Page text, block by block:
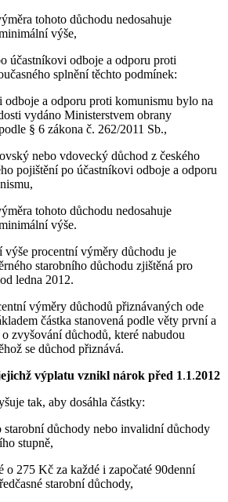
tohoto důchodu nedosahuje
výše,
účastníkovi odboje a odporu proti
splnění těchto podmínek:
odboje a odporu proti komunismu bylo na
vydáno Ministerstvem obrany
§ 6 zákona č. 262/2011 Sb.,
nebo vdovecký důchod z českého
pojištění po účastníkovi odboje a odporu
tohoto důchodu nedosahuje
výše.
výše procentní výměry důchodu je
starobního důchodu zjištěná pro
ledna 2012.
výměry důchodů přiznávaných ode
částka stanovená podle věty první a
zvyšování důchodů, které nabudou
se důchod přiznává.
výplatu vznikl nárok před 1.1.2012
tak, aby dosáhla částky:
důchody nebo invalidní důchody
stupně,
o 275 Kč za každé i započaté 90denní
starobní důchody,